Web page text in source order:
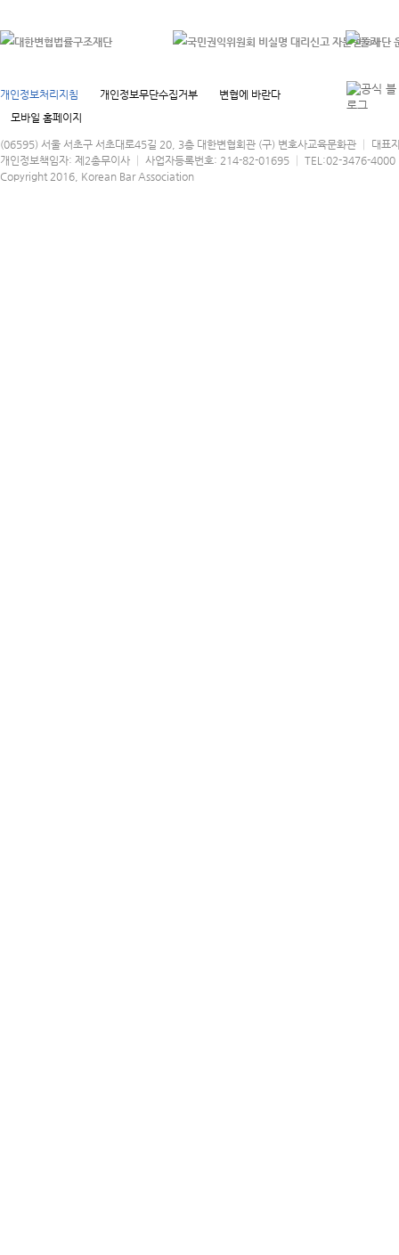
개인정보처리지침 개인정보무단수집거부
변협에 바란다
모바일 홈페이지
(06595) 서울 서초구 서초대로45길 20, 3층 대한변협회관 (구) 변호사교육문화관 │ 대표
개인정보책임자: 제2총무이사 │ 사업자등록번호: 214-82-01695 │ TEL:02-3476-
Copyright 2016, Korean Bar Association